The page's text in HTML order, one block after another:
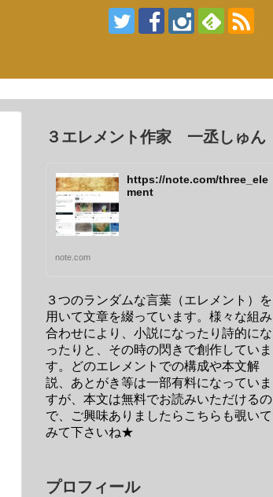
３エレメント作家 一丞しゅん
https://note.com/three_ele
ment
note.com
３つのランダムな言葉（エレメント）を
用いて文章を綴っています。様々な組み
合わせにより、小説になったり詩的にな
ったりと、その時の閃きで創作していま
す。どのエレメントでの構成や本文解
説、あとがき等は一部有料になっていま
すが、本文は無料でお読みいただけるの
で、ご興味ありましたらこちらも覗いて
みて下さいね★
プロフィール